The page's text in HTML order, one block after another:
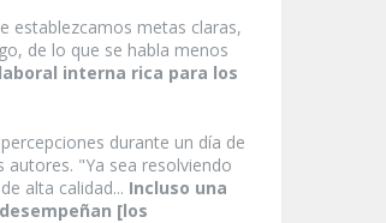
establezcamos metas claras,
de lo que se habla menos
interna rica para los
durante un día de
"Ya sea resolviendo
alta calidad... Incluso una
[los